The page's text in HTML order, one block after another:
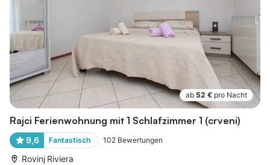
ab 52 € pro Nacht
Rajci Ferienwohnung mit 1 Schlafzimmer 1 (crveni)
9,6 Fantastisch 102 Bewertungen
Rovinj Riviera